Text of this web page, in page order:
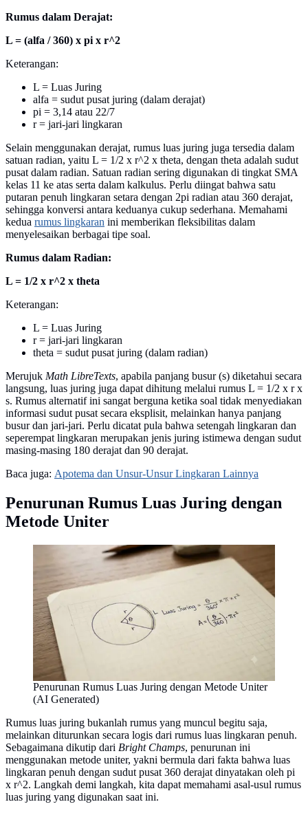
Rumus dalam Derajat:
L = (alfa / 360) x pi x r^2
Keterangan:
L = Luas Juring
alfa = sudut pusat juring (dalam derajat)
pi = 3,14 atau 22/7
r = jari-jari lingkaran
Selain menggunakan derajat, rumus luas juring juga tersedia dalam
satuan radian, yaitu L = 1/2 x r^2 x theta, dengan theta adalah sudut
pusat dalam radian. Satuan radian sering digunakan di tingkat SMA
kelas 11 ke atas serta dalam kalkulus. Perlu diingat bahwa satu
putaran penuh lingkaran setara dengan 2pi radian atau 360 derajat,
sehingga konversi antara keduanya cukup sederhana. Memahami
kedua rumus lingkaran ini memberikan fleksibilitas dalam
menyelesaikan berbagai tipe soal.
Rumus dalam Radian:
L = 1/2 x r^2 x theta
Keterangan:
L = Luas Juring
r = jari-jari lingkaran
theta = sudut pusat juring (dalam radian)
Merujuk Math LibreTexts, apabila panjang busur (s) diketahui secara
langsung, luas juring juga dapat dihitung melalui rumus L = 1/2 x r x
s. Rumus alternatif ini sangat berguna ketika soal tidak menyediakan
informasi sudut pusat secara eksplisit, melainkan hanya panjang
busur dan jari-jari. Perlu dicatat pula bahwa setengah lingkaran dan
seperempat lingkaran merupakan jenis juring istimewa dengan sudut
masing-masing 180 derajat dan 90 derajat.
Baca juga: Apotema dan Unsur-Unsur Lingkaran Lainnya
Penurunan Rumus Luas Juring dengan
Metode Uniter
Penurunan Rumus Luas Juring dengan Metode Uniter
(AI Generated)
Rumus luas juring bukanlah rumus yang muncul begitu saja,
melainkan diturunkan secara logis dari rumus luas lingkaran penuh.
Sebagaimana dikutip dari Bright Champs, penurunan ini
menggunakan metode uniter, yakni bermula dari fakta bahwa luas
lingkaran penuh dengan sudut pusat 360 derajat dinyatakan oleh pi
x r^2. Langkah demi langkah, kita dapat memahami asal-usul rumus
luas juring yang digunakan saat ini.